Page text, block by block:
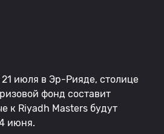
июля в Эр-Рияде, столице
фонд составит
к Riyadh Masters будут
июня.